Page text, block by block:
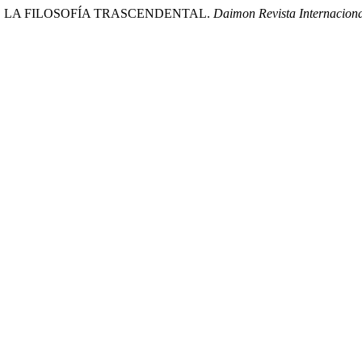
FILOSOFÍA TRASCENDENTAL. Daimon Revista